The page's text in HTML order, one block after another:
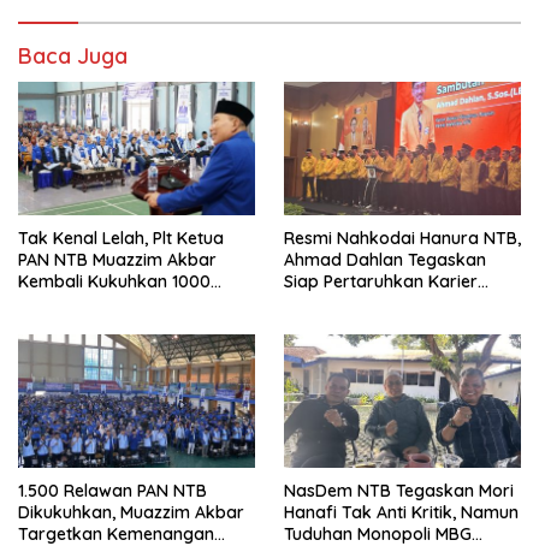
Baca Juga
Tak Kenal Lelah, Plt Ketua
PAN NTB Muazzim Akbar
Kembali Kukuhkan 1000
Resmi Nahkodai Hanura NTB,
Ahmad Dahlan Tegaskan
Siap Pertaruhkan Karier
1.500 Relawan PAN NTB
Dikukuhkan, Muazzim Akbar
Targetkan Kemenangan
NasDem NTB Tegaskan Mori
Hanafi Tak Anti Kritik, Namun
Tuduhan Monopoli MBG